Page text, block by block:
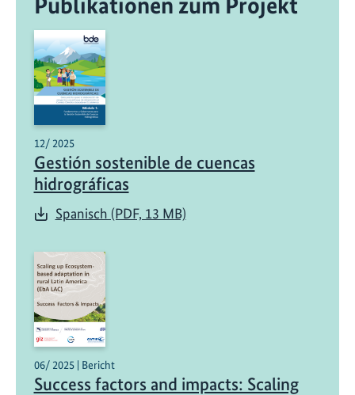
12/ 2025
Gestión sostenible de cuencas
hidrográficas
Spanisch (PDF, 13 MB)
06/ 2025 | Bericht
Success factors and impacts: Scaling